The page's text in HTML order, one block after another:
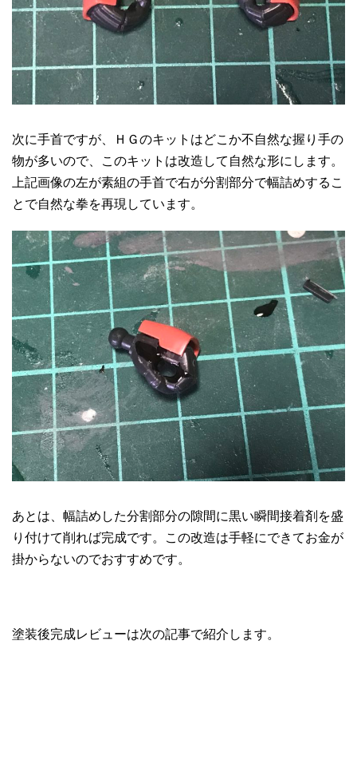
次に手首ですが、ＨＧのキットはどこか不自然な握り手の
物が多いので、このキットは改造して自然な形にします。
上記画像の左が素組の手首で右が分割部分で幅詰めするこ
とで自然な拳を再現しています。
あとは、幅詰めした分割部分の隙間に黒い瞬間接着剤を盛
り付けて削れば完成です。この改造は手軽にできてお金が
掛からないのでおすすめです。
塗装後完成レビューは次の記事で紹介します。